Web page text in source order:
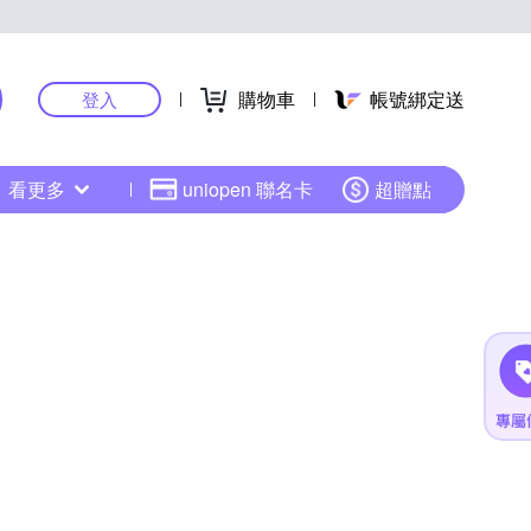
登入 購物車 帳號綁定送
看更多 uniopen 聯名卡 超贈點